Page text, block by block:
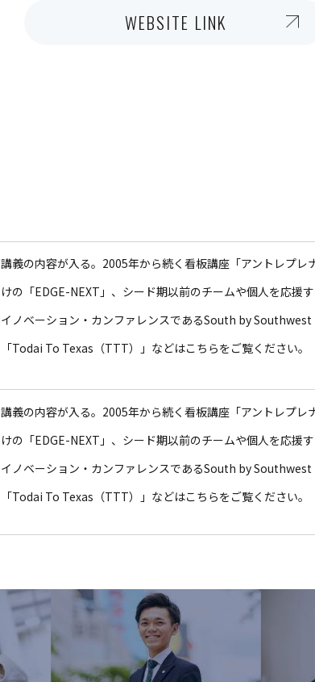
WEBSITE LINK
講義の内容が入る。2005年から続く看板講座「アントレプレ
けの「EDGE-NEXT」、シード期以前のチームや個人を応援
イノベーション・カンファレンスであるSouth by Southwest
「Todai To Texas（TTT）」などはこちらをご覧ください。
講義の内容が入る。2005年から続く看板講座「アントレプレ
けの「EDGE-NEXT」、シード期以前のチームや個人を応援
イノベーション・カンファレンスであるSouth by Southwest
「Todai To Texas（TTT）」などはこちらをご覧ください。